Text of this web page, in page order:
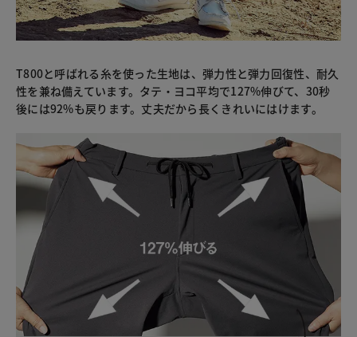
T800と呼ばれる糸を使った生地は、弾力性と弾力回復性、耐久
性を兼ね備えています。タテ・ヨコ平均で127%伸びて、30秒
後には92%も戻ります。丈夫だから長くきれいにはけます。